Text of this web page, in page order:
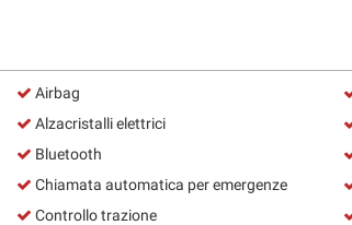
Airbag
Alzacristalli elettrici
Bluetooth
Chiamata automatica per emergenze
Controllo trazione